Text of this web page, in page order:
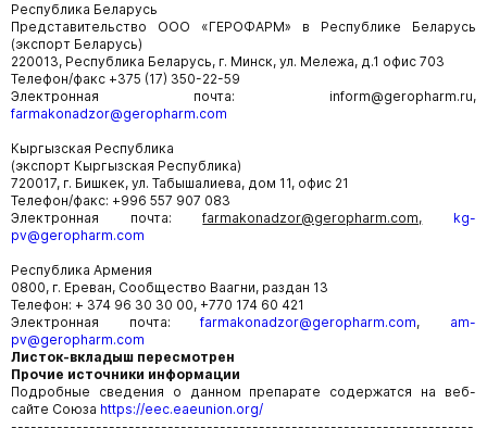
Республика Беларусь
Представительство ООО «ГЕРОФАРМ» в Республике Беларусь
(экспорт Беларусь)
220013, Республика Беларусь, г. Минск, ул. Мележа, д.1 офис 703
Телефон/факс +375 (17) 350-22-59
Электронная почта: inform@geropharm.ru,
farmakonadzor@geropharm.com
Кыргызская Республика
(экспорт Кыргызская Республика)
720017, г. Бишкек, ул. Табышалиева, дом 11, офис 21
Телефон/факс: +996 557 907 083
Электронная почта:farmakonadzor@geropharm.com,
kg-
pv@geropharm.com
Республика Армения
0800, г. Ереван, Сообщество Ваагни, раздан 13
Телефон: + 374 96 30 30 00, +770 174 60 421
Электронная почта:farmakonadzor@geropharm.com, am-
pv@geropharm.com
Листок-вкладыш пересмотрен
Прочие источники информации
Подробные сведения о данном препарате содержатся на веб-
сайте Союза https://eec.eaeunion.org/